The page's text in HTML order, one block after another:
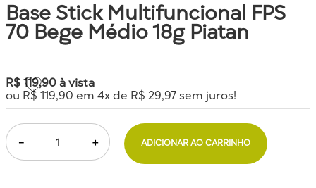
Base Stick Multifuncional FPS
70 Bege Médio 18g Piatan
R$119,90à vista
ou R$ 119,90 em 4x de R$ 29,97sem juros!
＋
－ ADICIONAR AO CARRINHO